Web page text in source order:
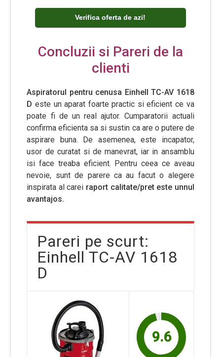
Verifica oferta de azi!
Concluzii si Pareri de la
clienti
Aspiratorul pentru cenusa Einhell TC-AV 1618
D este un aparat foarte practic si eficient ce va
poate fi de un real ajutor. Cumparatorii actuali
confirma eficienta sa si sustin ca are o putere de
aspirare buna. De asemenea, este incapator,
usor de curatat si de manevrat, iar in ansamblu
isi face treaba eficient. Pentru ceea ce aveau
nevoie, sunt de parere ca au facut o alegere
inspirata al carei raport calitate/pret este unnul
avantajos.
Pareri pe scurt:
Einhell TC-AV 1618
D
9.6